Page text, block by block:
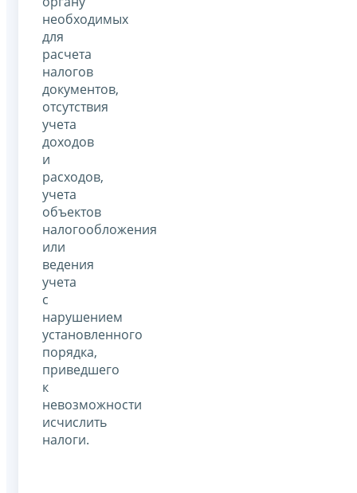
необходимых
для
расчета
налогов
документов,
отсутствия
учета
доходов
и
расходов,
учета
объектов
налогообложения
или
ведения
учета
с
нарушением
установленного
порядка,
приведшего
к
невозможности
исчислить
налоги.